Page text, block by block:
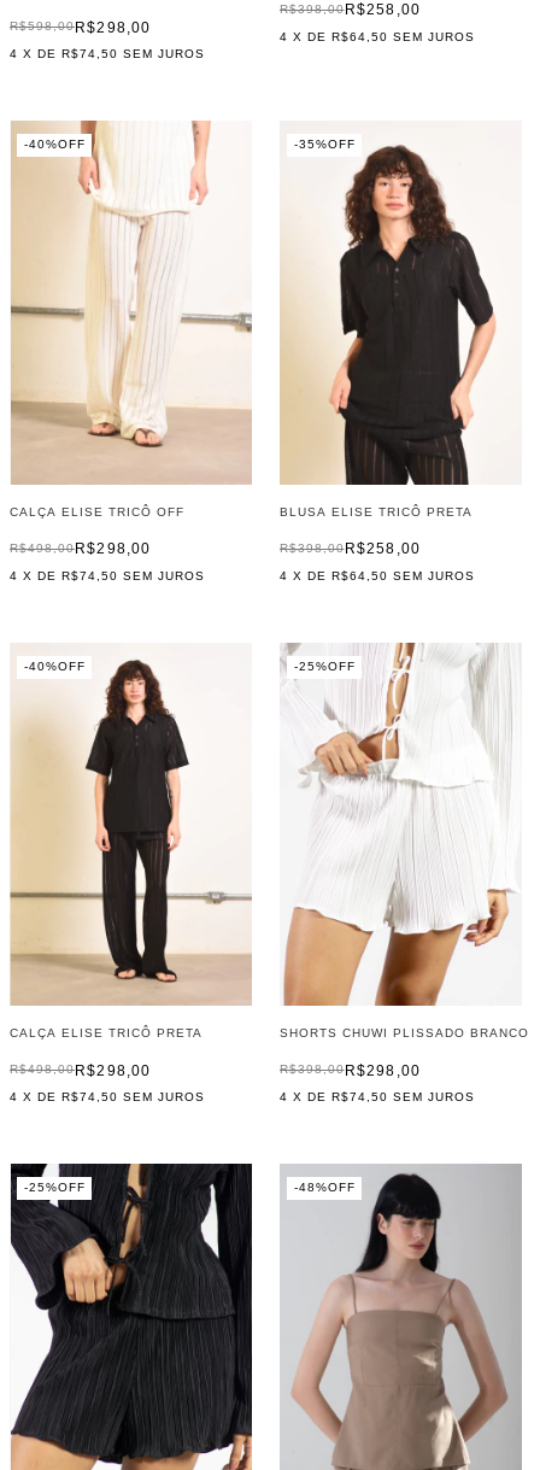
R$298,00
R$598,00
4 X DER$74,50 SEM JUROS
R$258,00
R$398,00
4 X DE R$64,50 SEM JUROS
CALÇA ELISE TRICÔ OFF
R$298,00
-40%OFF
R$498,00
4 X DER$74,50 SEM JUROS
BLUSA ELISE TRICÔ PRETA
R$258,00
-35%OFF
R$398,00
4 X DE R$64,50 SEM JUROS
CALÇA ELISE TRICÔ PRETA
R$298,00
-40%OFF
R$498,00
4 X DER$74,50 SEM JUROS
SHORTS CHUWI PLISSADO BRANCO
R$298,00
-25%OFF
R$398,00
4 X DE R$74,50 SEM JUROS
-25%OFF -48%OFF